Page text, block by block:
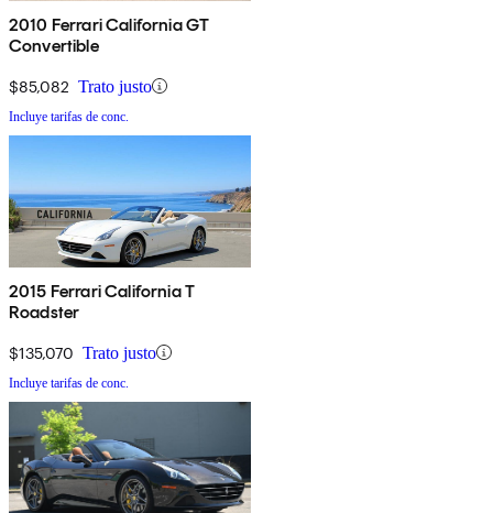
2010 Ferrari California GT
Convertible
$85,082 Trato justo
Incluye tarifas de conc.
2015 Ferrari California T
Roadster
$135,070 Trato justo
Incluye tarifas de conc.